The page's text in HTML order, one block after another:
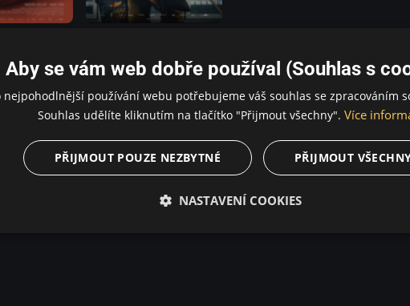
Switzerland / Rumunsko Komedie / Drama
v naprosté rutině, kterou mohutný muž jen občas naruší svou
mu zemře jediný věrný druh, slepý pes, se Winfried rozhodne
kariéře. Po neúspěšném pokusu o kontakt mění Winfried
docílit jeho neforemné alter-ego, německý ambasador a životní
Aby se vám web dobře používal (Souhlas s
nejpohodlnější používání webu potřebujeme váš souhlas se zpracováním
Souhlas udělíte kliknutím na tlačítko "Přijmout všechny". Více
PŘIJMOUT
PŘIJMOUT POUZE NEZBYTNÉ
NASTAVENÍ COOKIES